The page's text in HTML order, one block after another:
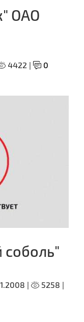
ОАО
4422 | 0
соболь"
|
5258 |